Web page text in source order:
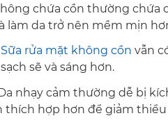
chứa cồn thường chứa
làm da trở nên mềm mịn
Sữa rửa mặt không cồn vẫn
sẽ và sáng hơn.
nhạy cảm thường dễ bị
thích hợp hơn để giảm